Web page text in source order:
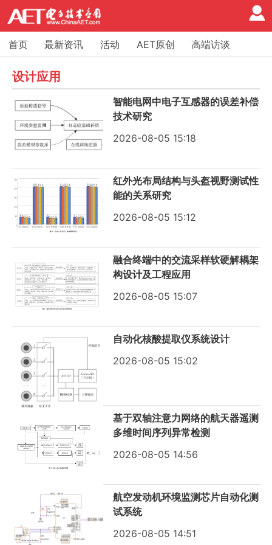
首页 最新资讯 活动 AET原创 高端访谈
设计应用
智能电网中电子互感器的误差补偿
技术研究
2026-08-05 15:18
红外光布局结构与头盔视野测试性
能的关系研究
2026-08-05 15:12
融合终端中的交流采样软硬解耦架
构设计及工程应用
2026-08-05 15:07
自动化核酸提取仪系统设计
2026-08-05 15:02
基于双轴注意力网络的航天器遥测
多维时间序列异常检测
2026-08-05 14:56
航空发动机环境监测芯片自动化测
试系统
2026-08-05 14:51